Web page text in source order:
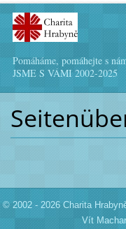
Pomáháme, pomáhejte s
JSME S VÁMI 2002-2025
© 2002 - 2026 Charita
Vít